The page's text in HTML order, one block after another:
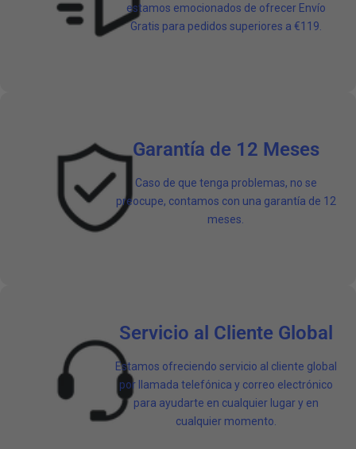
estamos emocionados de ofrecer Envío
Gratis para pedidos superiores a €119.
Garantía de 12 Meses
Caso de que tenga problemas, no se
preocupe, contamos con una garantía de 12
meses.
Servicio al Cliente Global
Estamos ofreciendo servicio al cliente global
por llamada telefónica y correo electrónico
para ayudarte en cualquier lugar y en
cualquier momento.